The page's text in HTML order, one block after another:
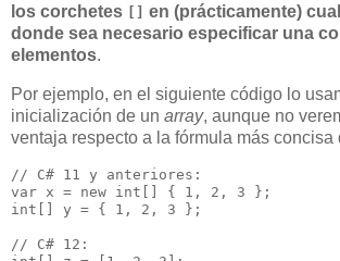
los corchetes
en (prácticamente)
donde sea necesario especificar una
elementos.
Por ejemplo, en el siguiente código lo
inicialización de un array, aunque no
ventaja respecto a la fórmula más concisa
// C# 11 y anteriores:
var x = new int[] { 1, 2, 3 };
int[] y = { 1, 2, 3 };
// C# 12: